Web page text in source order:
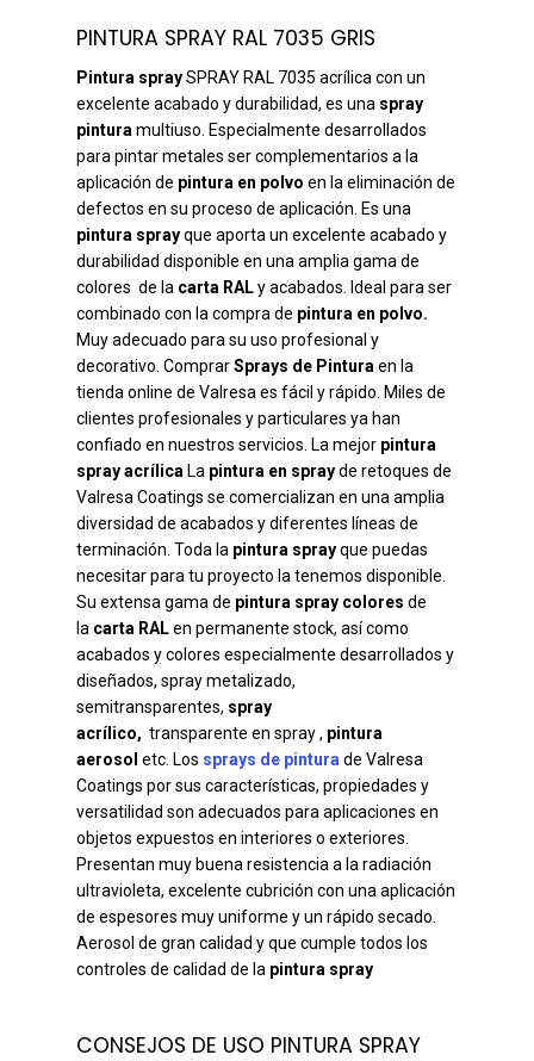
PINTURA SPRAY RAL 7035 GRIS
Pintura spraySPRAY RAL 7035 acrílica con un
excelente acabado y durabilidad, es una spray
pinturamultiuso. Especialmente desarrollados
para pintar metales ser complementarios a la
aplicación de pintura en polvo en la eliminación de
defectos en su proceso de aplicación. Es una
pintura sprayque aporta un excelente acabado y
durabilidad disponible en una amplia gama de
colores de la carta RALy acabados. Ideal para ser
combinado con la compra de pintura en polvo.
Muy adecuado para su uso profesional y
decorativo. ComprarSprays de Pinturaen la
tienda online de Valresa es fácil y rápido. Miles de
clientes profesionales y particulares ya han
confiado en nuestros servicios. La mejor pintura
spray acrílica La pintura en sprayde retoques de
Valresa Coatings se comercializan en una amplia
diversidad de acabados y diferentes líneas de
terminación. Toda la pintura sprayque puedas
necesitar para tu proyecto la tenemos disponible.
Su extensa gama de pintura spray colores de
la carta RALen permanente stock, así como
acabados y colores especialmente desarrollados y
diseñados, spray metalizado,
semitransparentes, spray
acrílico, transparente en spray , pintura
aerosol etc. Los sprays de pinturade Valresa
Coatings por sus características, propiedades y
versatilidad son adecuados para aplicaciones en
objetos expuestos en interiores o exteriores.
Presentan muy buena resistencia a la radiación
ultravioleta, excelente cubrición con una aplicación
de espesores muy uniforme y un rápido secado.
Aerosol de gran calidad y que cumple todos los
controles de calidad de la pintura spray
CONSEJOS DE USO PINTURA SPRAY